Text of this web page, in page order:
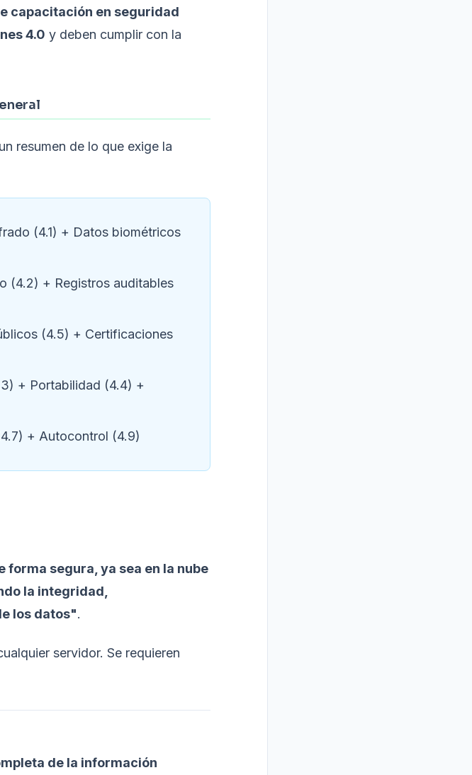
capacitación en seguridad
4.0 y deben cumplir con la
resumen de lo que exige la
(4.1) + Datos biométricos
(4.2) + Registros auditables
(4.5) + Certificaciones
+ Portabilidad (4.4) +
+ Autocontrol (4.9)
forma segura, ya sea en la nube
la integridad,
los datos".
servidor. Se requieren
de la información